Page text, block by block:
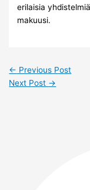
erilaisia
makuusi.
← Previous Post
Next Post →